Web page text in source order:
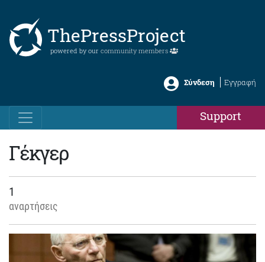
ThePressProject
powered by our community members
Σύνδεση Εγγραφή
Support
Γέκγερ
1
αναρτήσεις